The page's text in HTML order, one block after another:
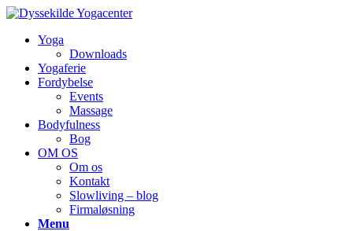
Yoga
Downloads
Yogaferie
Fordybelse
Events
Massage
Bodyfulness
Bog
OM OS
Om os
Kontakt
Slowliving – blog
Firmaløsning
Menu